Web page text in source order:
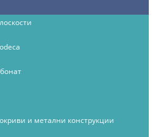
и метални конструкции